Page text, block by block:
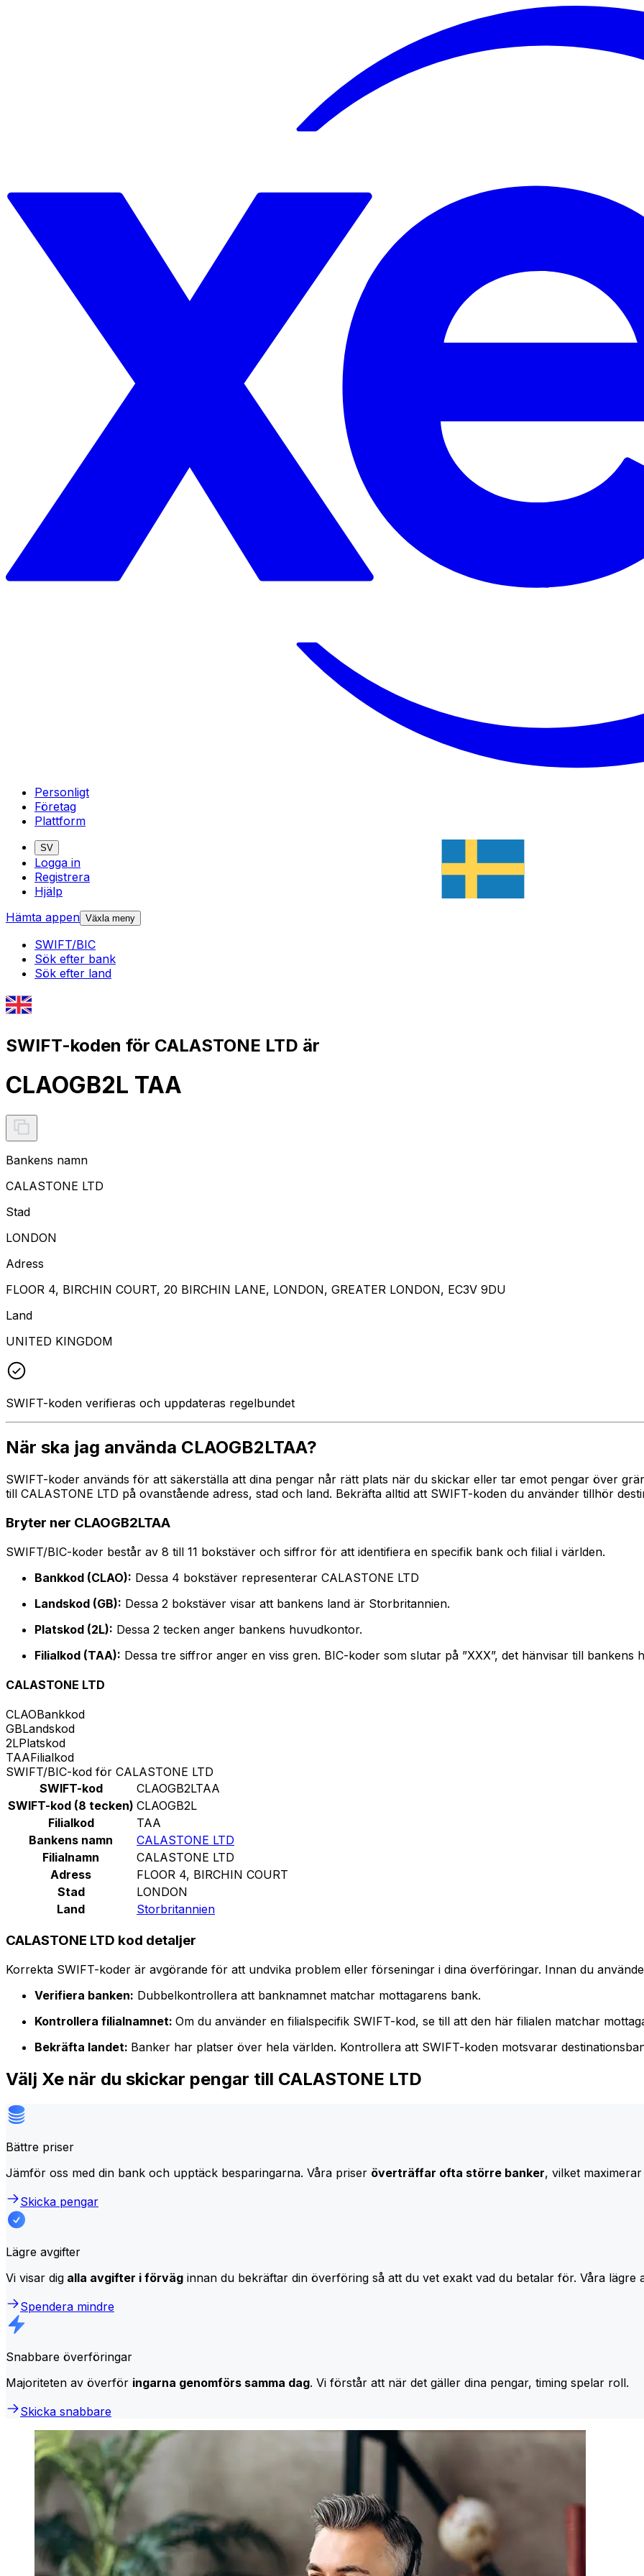
Personligt
Företag
Plattform
SV
Logga in
Registrera
Hjälp
Hämta appen Växla meny
SWIFT/BIC
Sök efter bank
Sök efter land
SWIFT-koden för CALASTONE LTD är
CLAOGB2L TAA
Bankens namn
CALASTONE LTD
Stad
LONDON
Adress
FLOOR 4, BIRCHIN COURT, 20 BIRCHIN LANE, LONDON, GREATER LONDON, EC3V 9DU
Land
UNITED KINGDOM
SWIFT-koden verifieras och uppdateras regelbundet
När ska jag använda CLAOGB2LTAA?
SWIFT-koder används för att säkerställa att dina pengar når rätt plats när du skickar eller tar emot pengar över
till CALASTONE LTD på ovanstående adress, stad och land. Bekräfta alltid att SWIFT-koden du använder tillhör
Bryter ner CLAOGB2LTAA
SWIFT/BIC-koder består av 8 till 11 bokstäver och siffror för att identifiera en specifik bank och filial i världen.
Bankkod (CLAO): Dessa 4 bokstäver representerar CALASTONE LTD
Landskod (GB): Dessa 2 bokstäver visar att bankens land är Storbritannien.
Platskod (2L): Dessa 2 tecken anger bankens huvudkontor.
Filialkod (TAA): Dessa tre siffror anger en viss gren. BIC-koder som slutar på ”XXX”, det hänvisar till bankens
CALASTONE LTD
CLAOBankkod
GBLandskod
2LPlatskod
TAAFilialkod
SWIFT/BIC-kod för CALASTONE LTD
SWIFT-kod
CLAOGB2LTAA
SWIFT-kod (8 tecken) CLAOGB2L
Filialkod
TAA
Bankens namn
CALASTONE LTD
Filialnamn
CALASTONE LTD
Adress
FLOOR 4, BIRCHIN COURT
Stad
LONDON
Land
Storbritannien
CALASTONE LTD kod detaljer
Korrekta SWIFT-koder är avgörande för att undvika problem eller förseningar i dina överföringar. Innan du
Verifiera banken: Dubbelkontrollera att banknamnet matchar mottagarens bank.
Kontrollera filialnamnet: Om du använder en filialspecifik SWIFT-kod, se till att den här filialen matchar
Bekräfta landet: Banker har platser över hela världen. Kontrollera att SWIFT-koden motsvarar
Välj Xe när du skickar pengar till CALASTONE LTD
Bättre priser
Jämför oss med din bank och upptäck besparingarna. Våra priser överträffar ofta större banker, vilket
Skicka pengar
Lägre avgifter
Vi visar dig alla avgifter i förväg innan du bekräftar din överföring så att du vet exakt vad du betalar för. Våra lägre
Spendera mindre
Snabbare överföringar
Majoriteten av överför ingarna genomförs samma dag. Vi förstår att när det gäller dina pengar, timing spelar roll.
Skicka snabbare